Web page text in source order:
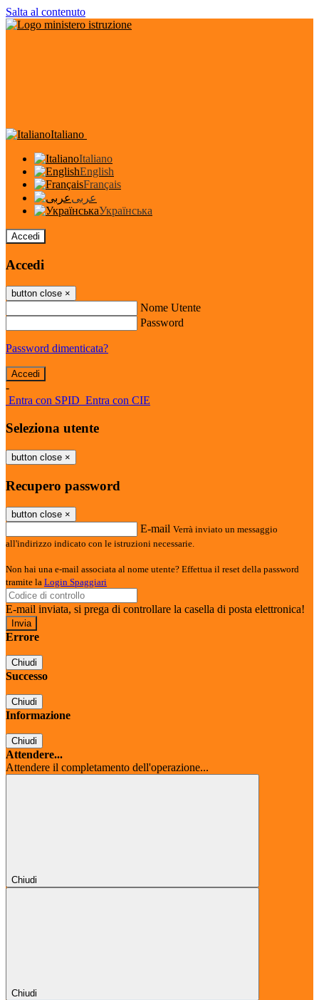
Salta al contenuto
Italiano
Italiano
English
Français
عربى
Українська
Accedi
Accedi
button close ×
Nome Utente
Password
Password dimenticata?
-
Entra con SPID Entra con CIE
Seleziona utente
button close ×
Recupero password
button close ×
E-mail Verrà inviato un messaggio
all'indirizzo indicato con le istruzioni necessarie.
Non hai una e-mail associata al nome utente? Effettua il reset della password
tramite la Login Spaggiari
E-mail inviata, si prega di controllare la casella di posta elettronica!
Errore
Chiudi
Successo
Chiudi
Informazione
Chiudi
Attendere...
Attendere il completamento dell'operazione...
Chiudi
Chiudi